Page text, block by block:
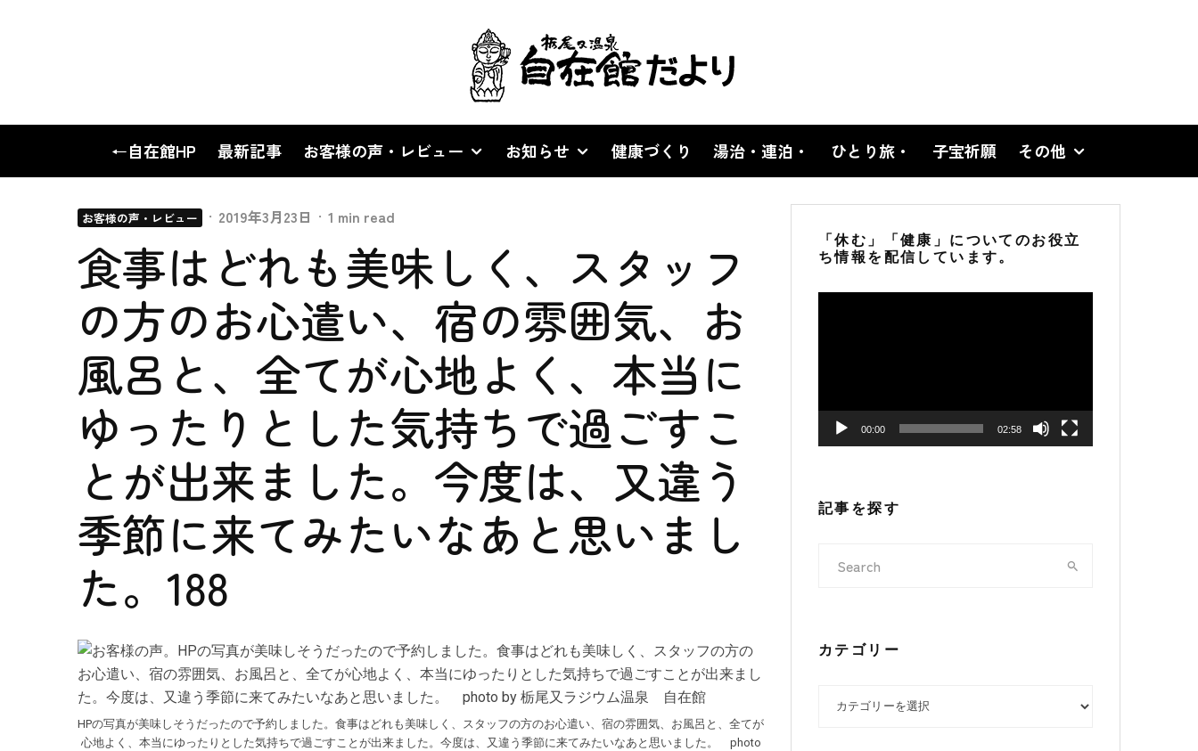
←自在館HP 最新記事 お客様の声・レビュー お知らせ 健康づくり 湯治・連泊・ ひとり旅・ 子宝祈願 その他
お客様の声・レビュー · 2019年3月23日 · 1 min read
食事はどれも美味しく、スタッフ
の方のお心遣い、宿の雰囲気、お
風呂と、全てが心地よく、本当に
ゆったりとした気持ちで過ごすこ
とが出来ました。今度は、又違う
季節に来てみたいなあと思いまし
た。188
HPの写真が美味しそうだったので予約しました。食事はどれも美味しく、スタッフの方のお心遣い、宿の雰囲気、お風呂と、全てが
心地よく、本当にゆったりとした気持ちで過ごすことが出来ました。今度は、又違う季節に来てみたいなあと思いました。 photo
「休む」「健康」についてのお役立
ち情報を配信しています。
00:00 02:58
記事を探す
カテゴリー